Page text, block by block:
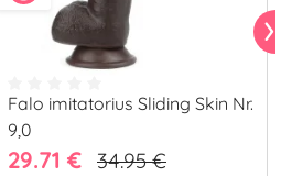
Falo imitatorius Sliding Skin Nr.
9,0
29.71 € 34.95 €